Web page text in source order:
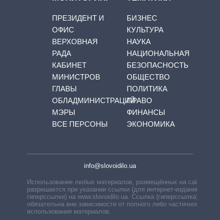
ПРЕЗИДЕНТ И
ОФИС
ВЕРХОВНАЯ
РАДА
КАБИНЕТ
МИНИСТРОВ
ГЛАВЫ
ОБЛАДМИНИСТРАЦИЙ
МЭРЫ
ВСЕ ПЕРСОНЫ
БИЗНЕС
КУЛЬТУРА
НАУКА
НАЦИОНАЛЬНАЯ
БЕЗОПАСНОСТЬ
ОБЩЕСТВО
ПОЛИТИКА
ПРАВО
ФИНАНСЫ
ЭКОНОМИКА
info@slovoidilo.ua
Использование любых материалов, размещённых на сайте,
разрешается при указании ссылки (для интернет-изданий —
гиперссылки) на www.slovoidilo.ua. Ссылка (гиперссылка)
обязательна вне зависимости от полного либо частичного
использования материалов.